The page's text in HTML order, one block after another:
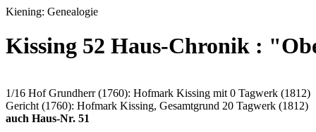
Kiening: Genealogie
Kissing 52 Haus-Chronik :
1/16 Hof Grundherr (1760): Hofmark Kissing mit 0 Tagwerk (1812)
Gericht (1760): Hofmark Kissing, Gesamtgrund 20 Tagwerk (1812)
auch Haus-Nr. 51